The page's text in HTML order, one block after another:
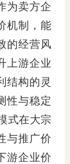
为卖方企
机制，能
的经营风
上游企业
结构的灵
性与稳定
式在大宗
与推广价
游企业价